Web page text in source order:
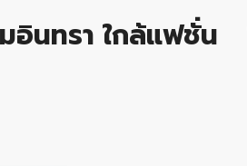
นทรา ใกล้แฟชั่น